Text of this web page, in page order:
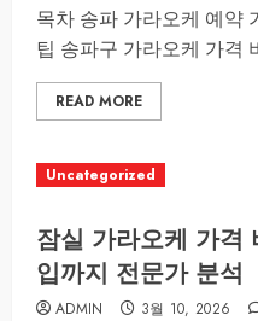
목차 송파 가라오케 예약
팁 송파구 가라오케 가격
READ MORE
Uncategorized
잠실 가라오케 가격
입까지 전문가 분석
ADMIN 3월 10, 2026